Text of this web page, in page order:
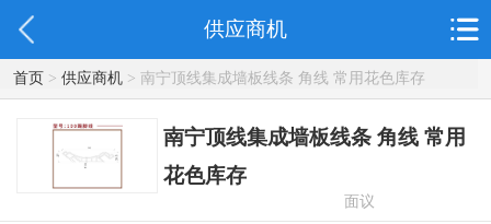
供应商机
首页> 供应商机> 南宁顶线集成墙板线条 角线 常用花色库存
南宁顶线集成墙板线条 角线 常用
花色库存
面议